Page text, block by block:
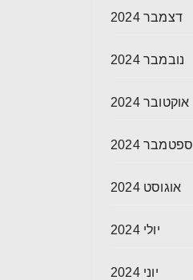
דצמבר 2024
נובמבר 2024
אוקטובר 2024
ספטמבר 2024
אוגוסט 2024
יולי 2024
יוני 2024